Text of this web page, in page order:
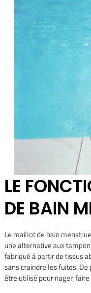
LE
DE BAIN
Le maillot de bain
une alternative aux
fabriqué à partir de tissus
sans craindre les fuites.
être utilisé pour nager,